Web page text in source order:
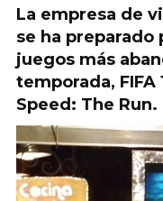
La empresa de
se ha preparado
juegos más
temporada,
Speed: The Run.